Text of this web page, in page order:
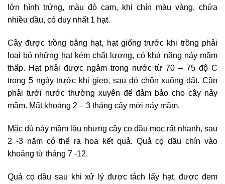
lớn hình trứng, màu đỏ cam, khi chín màu vàng, chứa
nhiều dầu, có duy nhất 1 hạt.
Cây được trồng bằng hạt, hạt giống trước khi trồng phải
loại bỏ những hạt kém chất lượng, có khả năng nảy mầm
thấp. Hạt phải được ngâm trong nước từ 70 – 75 độ C
trong 5 ngày trước khi gieo, sau đó chôn xuống đất. Cần
phải tưới nước thường xuyên để đảm bảo cho cây nảy
mầm. Mất khoảng 2 – 3 tháng cây mới nảy mầm.
Mặc dù nảy mầm lâu nhưng cây cọ dầu mọc rất nhanh, sau
2 -3 năm có thể ra hoa kết quả. Quả cọ dầu chín vào
khoảng từ tháng 7 -12.
Quả cọ dầu sau khi xử lý được tách lấy hạt, được đem